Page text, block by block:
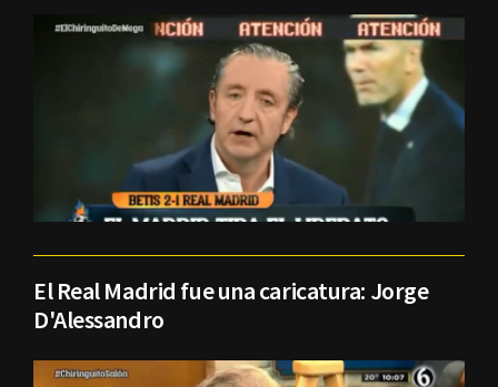
El Real Madrid fue una caricatura: Jorge
D'Alessandro